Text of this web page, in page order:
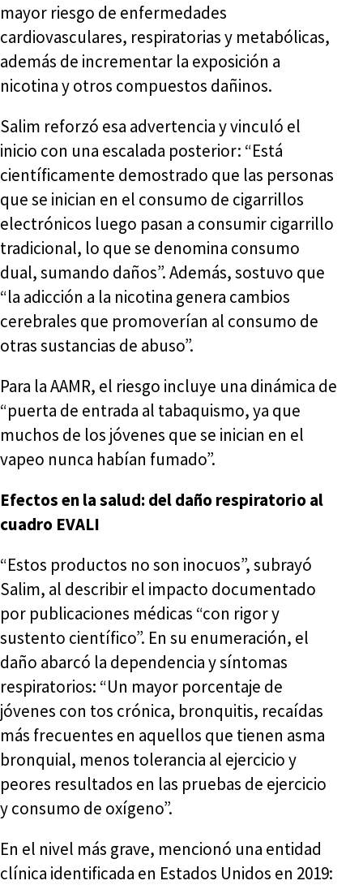
mayor riesgo de enfermedades
cardiovasculares, respiratorias y metabólicas,
además de incrementar la exposición a
nicotina y otros compuestos dañinos.
Salim reforzó esa advertencia y vinculó el
inicio con una escalada posterior: “Está
científicamente demostrado que las personas
que se inician en el consumo de cigarrillos
electrónicos luego pasan a consumir cigarrillo
tradicional, lo que se denomina consumo
dual, sumando daños”. Además, sostuvo que
“la adicción a la nicotina genera cambios
cerebrales que promoverían al consumo de
otras sustancias de abuso”.
Para la AAMR, el riesgo incluye una dinámica de
“puerta de entrada al tabaquismo, ya que
muchos de los jóvenes que se inician en el
vapeo nunca habían fumado”.
Efectos en la salud: del daño respiratorio al
cuadro EVALI
“Estos productos no son inocuos”, subrayó
Salim, al describir el impacto documentado
por publicaciones médicas “con rigor y
sustento científico”. En su enumeración, el
daño abarcó la dependencia y síntomas
respiratorios: “Un mayor porcentaje de
jóvenes con tos crónica, bronquitis, recaídas
más frecuentes en aquellos que tienen asma
bronquial, menos tolerancia al ejercicio y
peores resultados en las pruebas de ejercicio
y consumo de oxígeno”.
En el nivel más grave, mencionó una entidad
clínica identificada en Estados Unidos en 2019: